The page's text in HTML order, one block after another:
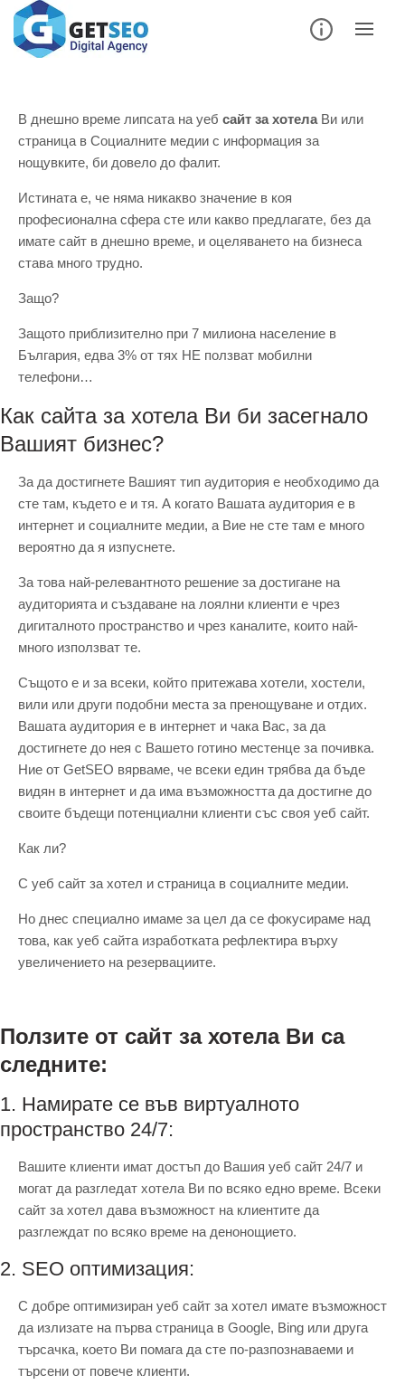
В днешно време липсата на уеб сайт за хотелаВи или
страница в Социалните медии с информация за
нощувките, би довело до фалит.
Истината е, че няма никакво значение в коя
професионална сфера сте или какво предлагате, без да
имате сайт в днешно време, и оцеляването на бизнеса
става много трудно.
Защо?
Защото приблизително при 7 милиона население в
България, едва 3% от тях НЕ ползват мобилни
телефони…
Как сайта за хотела Ви би засегнало
Вашият бизнес?
За да достигнете Вашият тип аудитория е необходимо да
сте там, където е и тя. А когато Вашата аудитория е в
интернет и социалните медии, а Вие не сте там е много
вероятно да я изпуснете.
За това най-релевантното решение за достигане на
аудиторията и създаване на лоялни клиенти е чрез
дигиталното пространство и чрез каналите, които най-
много използват те.
Същото е и за всеки, който притежава хотели, хостели,
вили или други подобни места за пренощуване и отдих.
Вашата аудитория е в интернет и чака Вас, за да
достигнете до нея с Вашето готино местенце за почивка.
Ние от GetSEO вярваме, че всеки един трябва да бъде
видян в интернет и да има възможността да достигне до
своите бъдещи потенциални клиенти със своя уеб сайт.
Как ли?
С уеб сайт за хотел и страница в социалните медии.
Но днес специално имаме за цел да се фокусираме над
това, как уеб сайта изработката рефлектира върху
увеличението на резервациите.
Ползите от сайт за хотела Ви са
следните:
1. Намирате се във виртуалното
пространство 24/7:
Вашите клиенти имат достъп до Вашия уеб сайт 24/7 и
могат да разгледат хотела Ви по всяко едно време. Всеки
сайт за хотел дава възможност на клиентите да
разглеждат по всяко време на денонощието.
2. SEO оптимизация:
С добре оптимизиран уеб сайт за хотел имате възможност
да излизате на първа страница в Google, Bing или друга
търсачка, което Ви помага да сте по-разпознаваеми и
търсени от повече клиенти.